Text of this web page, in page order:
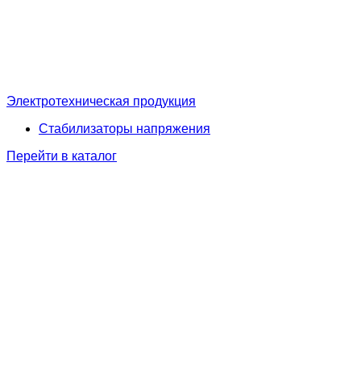
Электротехническая продукция
Стабилизаторы напряжения
Перейти в каталог